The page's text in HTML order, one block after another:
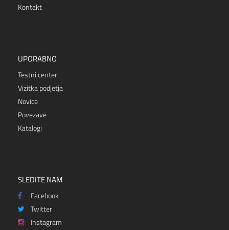
Kontakt
UPORABNO
Testni center
Vizitka podjetja
Novice
Povezave
Katalogi
SLEDITE NAM
Facebook
Twitter
Instagram